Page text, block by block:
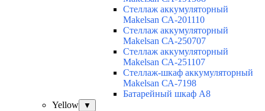
Cтеллаж аккумуляторный
Makelsan СА-201110
Cтеллаж аккумуляторный
Makelsan СА-250707
Cтеллаж аккумуляторный
Makelsan СА-251107
Стеллаж-шкаф аккумуляторный
Makelsan СА-7198
Батарейный шкаф А8
Yellow
▼